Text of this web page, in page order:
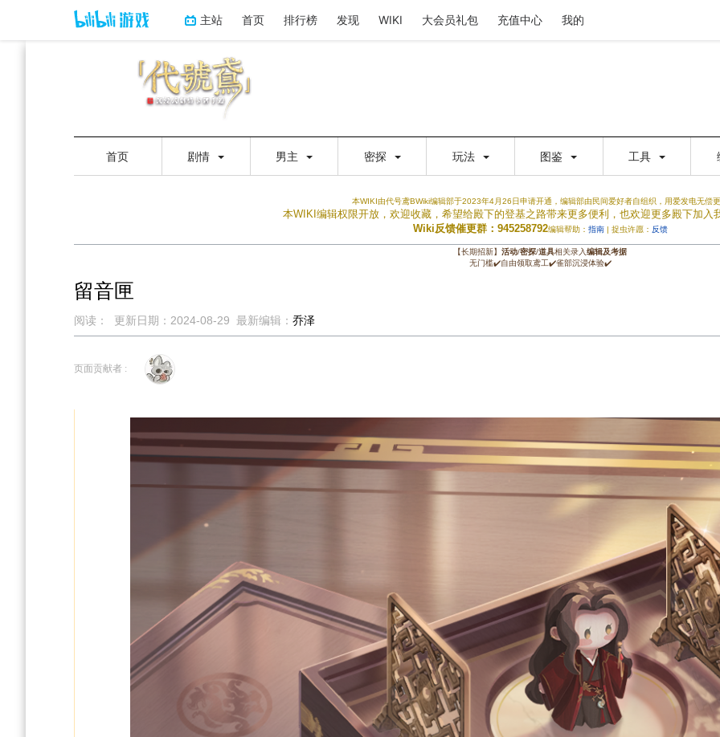
主站 首页 排行榜 发现 WIKI 大会员礼包 充值中心 我的
首页 剧情 男主 密探 玩法 图鉴 工具
本WIKI由代号鸢BWiki编辑部于2023年4月26日申请开通，编辑部由民间爱好者自组织，用爱发电无偿
本WIKI编辑权限开放，欢迎收藏，希望给殿下的登基之路带来更多便利，也欢迎更多殿下加入
Wiki反馈催更群：945258792编辑帮助： 指南| 捉虫许愿： 反馈
【长期招新】 活动/密探/道具相关录入编辑及考据
无门槛✔️自由领取鸢工✔️雀部沉浸体验✔️
留音匣
阅读： 更新日期： 2024-08-29 最新编辑： 乔泽
到
到
页面贡献者 :